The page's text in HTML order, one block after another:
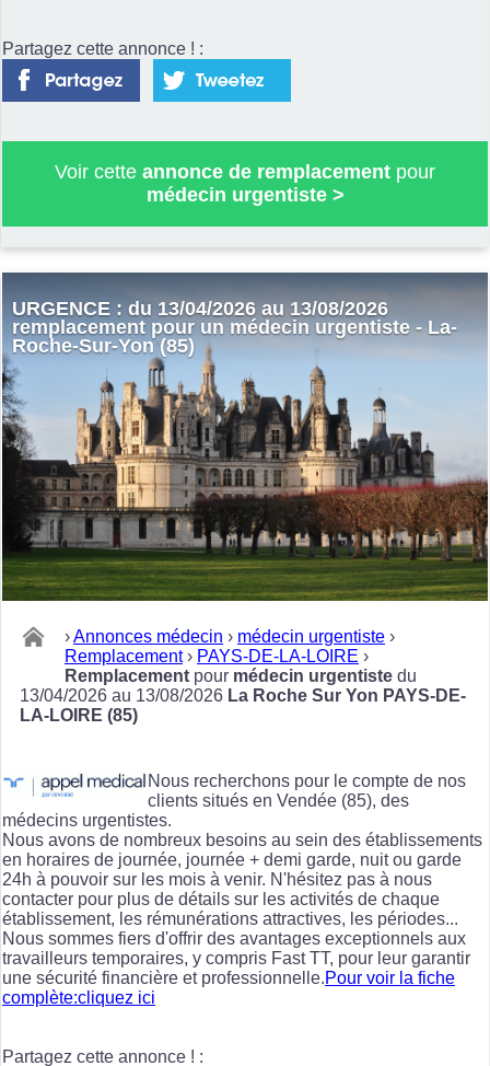
Partagez cette annonce ! :
Voir cette annonce de remplacement pour
médecin urgentiste>
URGENCE : du 13/04/2026 au 13/08/2026
remplacement pour un médecin urgentiste - La-
Roche-Sur-Yon (85)
›Annonces médecin › médecin urgentiste ›
Remplacement › PAYS-DE-LA-LOIRE ›
Remplacement pour médecin urgentiste du
13/04/2026 au 13/08/2026 La Roche Sur Yon PAYS-DE-
LA-LOIRE (85)
Nous recherchons pour le compte de nos
clients situés en Vendée (85), des
médecins urgentistes.
Nous avons de nombreux besoins au sein des établissements
en horaires de journée, journée + demi garde, nuit ou garde
24h à pouvoir sur les mois à venir. N'hésitez pas à nous
contacter pour plus de détails sur les activités de chaque
établissement, les rémunérations attractives, les périodes...
Nous sommes fiers d'offrir des avantages exceptionnels aux
travailleurs temporaires, y compris Fast TT, pour leur garantir
une sécurité financière et professionnelle.Pour voir la fiche
complète:cliquez ici
Partagez cette annonce ! :